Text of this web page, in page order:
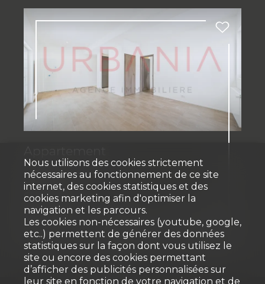
Gimel
CHF 650'000.-
102
m² 4.5
Rez-de-
chaussée 2025 3
Nous utilisons des cookies strictement
nécessaires au fonctionnement de ce site
internet, des cookies statistiques et des
cookies marketing afin d'optimiser la
navigation et les parcours.
Les cookies non-nécessaires (youtube, google,
etc..) permettent de générer des données
statistiques sur la façon dont vous utilisez le
site ou encore des cookies permettant
d’afficher des publicités personnalisées sur
leur site en fonction de votre navigation et de